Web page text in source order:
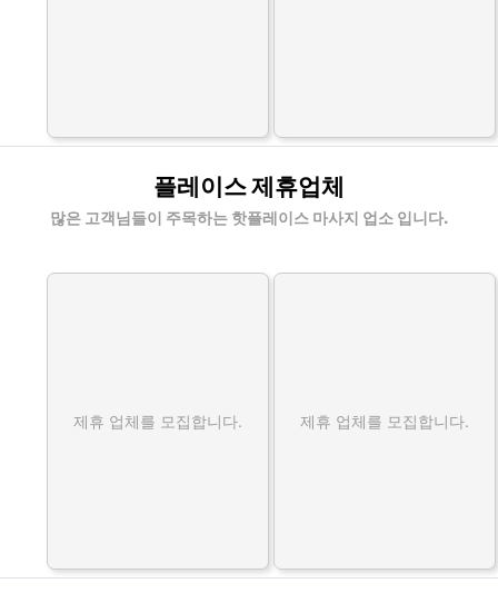
플레이스 제휴업체
많은 고객님들이 주목하는 핫플레이스 마사지 업소 입니다.
제휴 업체를 모집합니다. 제휴 업체를 모집합니다.